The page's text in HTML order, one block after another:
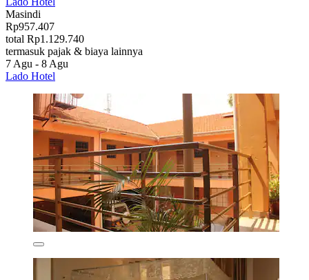
Masindi
Rp957.407
total Rp1.129.740
termasuk pajak & biaya lainnya
7 Agu - 8 Agu
Lado Hotel